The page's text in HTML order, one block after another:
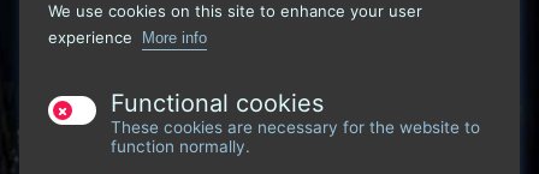
8791 Waregem - Belgium
VAT: BE 0746 917 222
We use cookies on this site to enhance your user
experience
More info
Functional cookies
These cookies are necessary for the website to
function normally.